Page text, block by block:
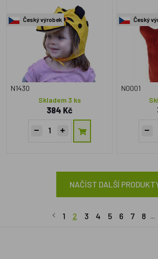
Český výrobek
N1430
Skladem 3 ks
384 Kč
Český
N0001
NAČÍST DALŠÍ
1 2 3 4 5 6 7 8 ...